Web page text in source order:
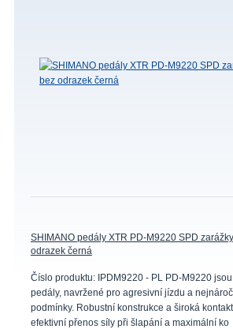
SHIMANO pedály XTR PD-M9220 SPD
odrazek černá
Číslo produktu: IPDM9220 - PL PD-M9220
pedály, navržené pro agresivní jízdu a
podmínky. Robustní konstrukce a široká
efektivní přenos síly při šlapání a maximální ko